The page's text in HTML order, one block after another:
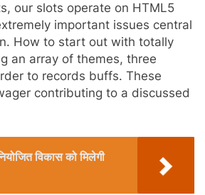
our slots operate on HTML5
important issues central
How to start out with totally
an array of themes, three
to records buffs. These
contributing to a discussed
विकास को मिलेगी